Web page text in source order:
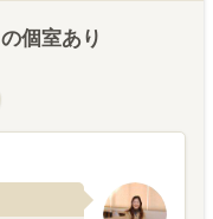
の個室あり